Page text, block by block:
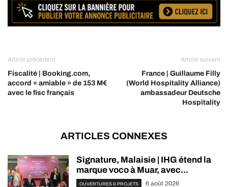
Article précédent
Fiscalité | Booking.com,
accord « amiable » de 153 M€
avec le fisc français
Article suivant
France | Guillaume Filly
(World Hospitality Alliance)
ambassadeur Deutsche
Hospitality
ARTICLES CONNEXES
Signature, Malaisie | IHG étend la
marque voco à Muar, avec...
OUVERTURES & PROJETS 6 août 2026